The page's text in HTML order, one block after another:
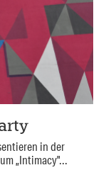
in der
„Intimacy"...